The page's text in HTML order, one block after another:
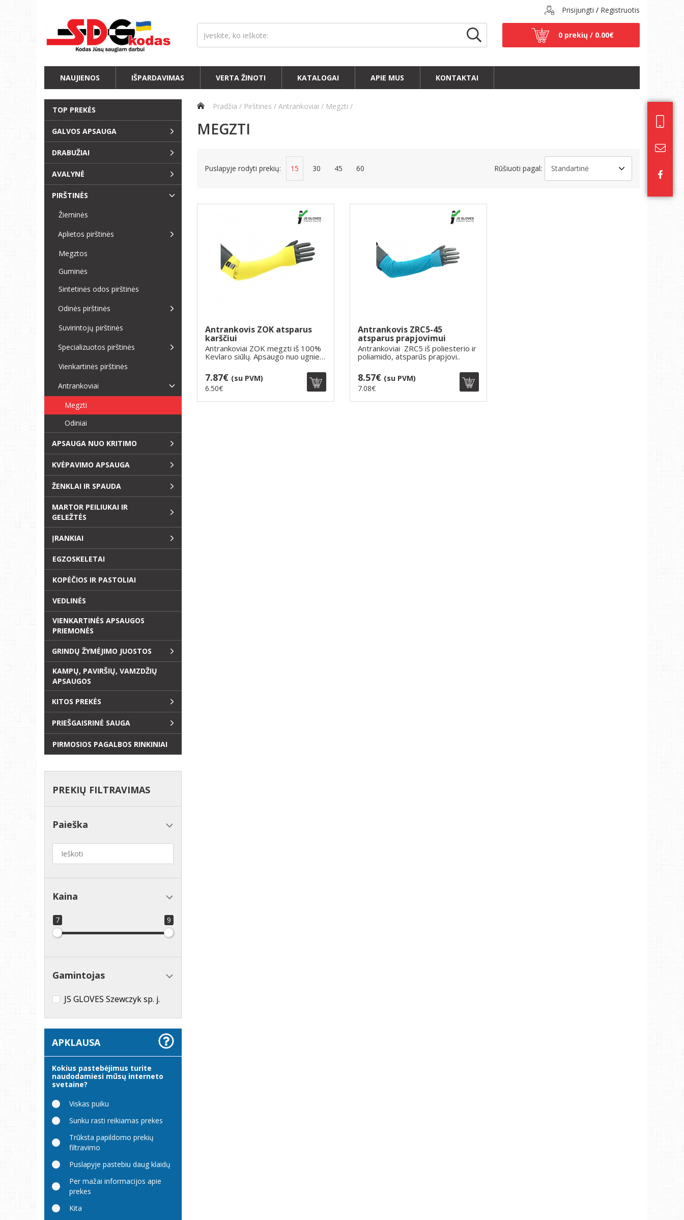
Prisijungti / Registruotis
0 prekių / 0.00€
NAUJIENOS IŠPARDAVIMAS VERTA ŽINOTI KATALOGAI APIE MUS KONTAKTAI
TOP PREKĖS
GALVOS APSAUGA
DRABUŽIAI
AVALYNĖ
PIRŠTINĖS
Žieminės
Aplietos pirštinės
Megztos
Guminės
Sintetinės odos pirštinės
Odinės pirštinės
Suvirintojų pirštinės
Specializuotos pirštinės
Vienkartinės pirštinės
Antrankoviai
Megzti
Odiniai
APSAUGA NUO KRITIMO
KVĖPAVIMO APSAUGA
ŽENKLAI IR SPAUDA
MARTOR PEILIUKAI IR
GELEŽTĖS
ĮRANKIAI
EGZOSKELETAI
KOPĖČIOS IR PASTOLIAI
VEDLINĖS
VIENKARTINĖS APSAUGOS
PRIEMONĖS
GRINDŲ ŽYMĖJIMO JUOSTOS
KAMPŲ, PAVIRŠIŲ, VAMZDŽIŲ
APSAUGOS
KITOS PREKĖS
PRIEŠGAISRINĖ SAUGA
PIRMOSIOS PAGALBOS RINKINIAI
PREKIŲ FILTRAVIMAS
Paieška
Kaina
7 9
Gamintojas
JS GLOVES Szewczyk sp. j.
APKLAUSA
Kokius pastebėjimus turite
naudodamiesi mūsų interneto
svetaine?
Viskas puiku
Sunku rasti reikiamas prekes
Trūksta papildomo prekių
filtravimo
Puslapyje pastebiu daug klaidų
Per mažai informacijos apie
prekes
Kita
Pradžia Pirštinės Antrankoviai Megzti
MEGZTI
Puslapyje rodyti prekių: 15 30 45 60 Rūšiuoti pagal:
Antrankovis ZOK atsparus
karščiui
Antrankoviai ZOK megzti iš 100%
Kevlaro siūlų. Apsaugo nuo ugnies
7.87€ (su PVM)
6.50€
Antrankovis ZRC5-45
atsparus prapjovimui
Antrankoviai ZRC5 iš poliesterio ir
poliamido, atsparūs prapjovi..
8.57€ (su PVM)
7.08€